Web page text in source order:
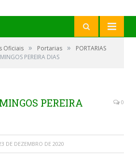
Oficiais » Portarias »
PORTARIAS
PEREIRA DIAS
PEREIRA
0
DE DEZEMBRO DE 2020